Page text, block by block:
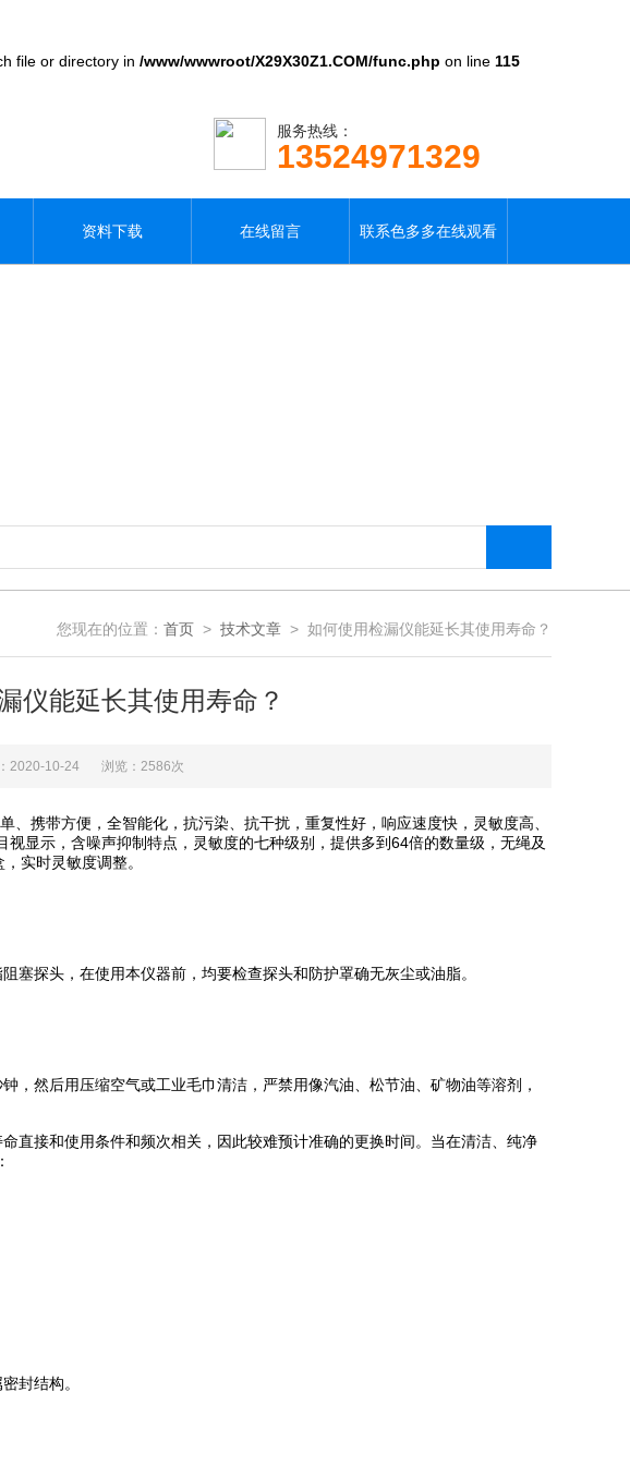
file or directory in /www/wwwroot/X29X30Z1.COM/func.php on line 115
服务热线：
13524971329
资料下载 在线留言 联系色多多在线观看
您现在的位置： 首页 > 技术文章 > 如何使用检漏仪能延长其使用寿命？
仪能延长其使用寿命？
2020-10-24 浏览：2586次
、携带方便，全智能化，抗污染、抗干扰，重复性好，响应速度快，灵敏度高、
显示，含噪声抑制特点，灵敏度的七种级别，提供多到64倍的数量级，无绳及
实时灵敏度调整。
探头，在使用本仪器前，均要检查探头和防护罩确无灰尘或油脂。
然后用压缩空气或工业毛巾清洁，严禁用像汽油、松节油、矿物油等溶剂，
接和使用条件和频次相关，因此较难预计准确的更换时间。当在清洁、纯净
封结构。